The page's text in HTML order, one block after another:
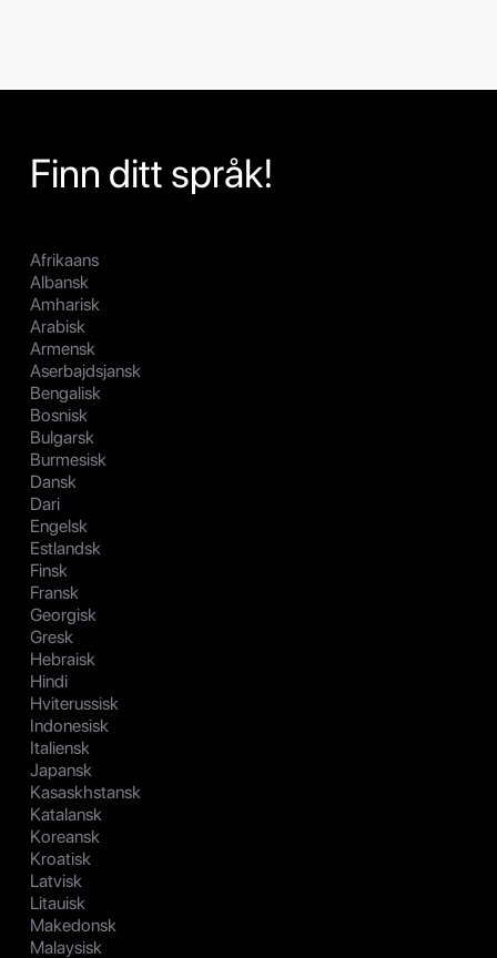
Finn ditt språk!
Afrikaans
Albansk
Amharisk
Arabisk
Armensk
Aserbajdsjansk
Bengalisk
Bosnisk
Bulgarsk
Burmesisk
Dansk
Dari
Engelsk
Estlandsk
Finsk
Fransk
Georgisk
Gresk
Hebraisk
Hindi
Hviterussisk
Indonesisk
Italiensk
Japansk
Kasaskhstansk
Katalansk
Koreansk
Kroatisk
Latvisk
Litauisk
Makedonsk
Malaysisk